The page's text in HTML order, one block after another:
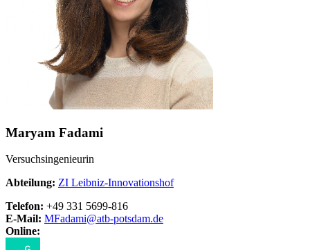
Maryam Fadami
Versuchsingenieurin
Abteilung: ZI Leibniz-Innovationshof
Telefon: +49 331 5699-816
E-Mail: MFadami@atb-potsdam.de
Online: